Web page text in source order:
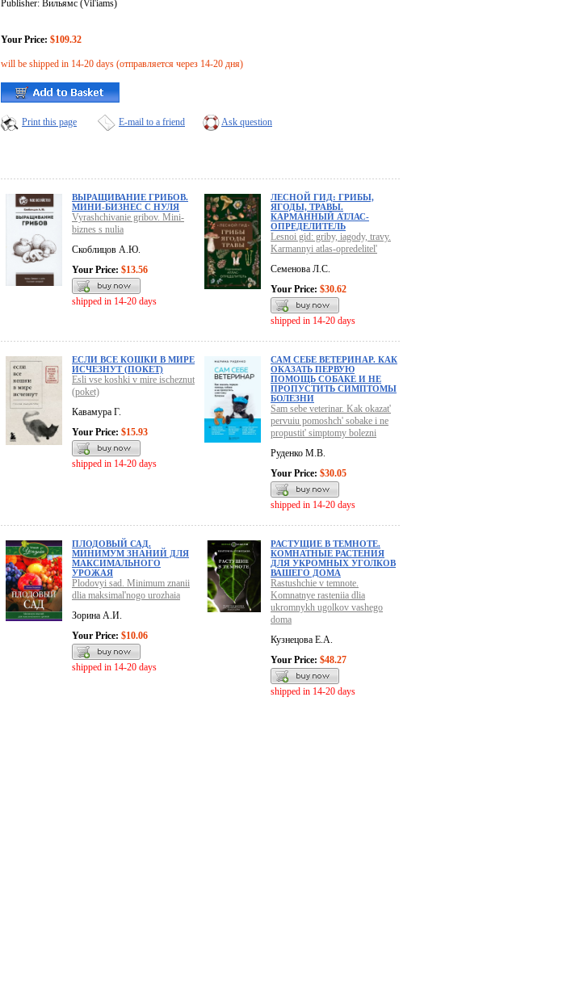
Publisher: Вильямс (Vil'iams)
Your Price: $109.32
will be shipped in 14-20 days (отправляется через 14-20 дня)
Print this page E-mail to a friend Ask question
ВЫРАЩИВАНИЕ ГРИБОВ.
МИНИ-БИЗНЕС С НУЛЯ
Vyrashchivanie gribov. Mini-
biznes s nulia
Скоблицов А.Ю.
Your Price: $13.56
shipped in 14-20 days
ЛЕСНОЙ ГИД: ГРИБЫ,
ЯГОДЫ, ТРАВЫ.
КАРМАННЫЙ АТЛАС-
ОПРЕДЕЛИТЕЛЬ
Lesnoi gid: griby, iagody, travy.
Karmannyi atlas-opredelitel'
Семенова Л.С.
Your Price: $30.62
shipped in 14-20 days
ЕСЛИ ВСЕ КОШКИ В МИРЕ
ИСЧЕЗНУТ (ПОКЕТ)
Esli vse koshki v mire ischeznut
(poket)
Кавамура Г.
Your Price: $15.93
shipped in 14-20 days
САМ СЕБЕ ВЕТЕРИНАР. КАК
ОКАЗАТЬ ПЕРВУЮ
ПОМОЩЬ СОБАКЕ И НЕ
ПРОПУСТИТЬ СИМПТОМЫ
БОЛЕЗНИ
Sam sebe veterinar. Kak okazat'
pervuiu pomoshch' sobake i ne
propustit' simptomy bolezni
Руденко М.В.
Your Price: $30.05
shipped in 14-20 days
ПЛОДОВЫЙ САД.
МИНИМУМ ЗНАНИЙ ДЛЯ
МАКСИМАЛЬНОГО
УРОЖАЯ
Plodovyi sad. Minimum znanii
dlia maksimal'nogo urozhaia
Зорина А.И.
Your Price: $10.06
shipped in 14-20 days
РАСТУЩИЕ В ТЕМНОТЕ.
КОМНАТНЫЕ РАСТЕНИЯ
ДЛЯ УКРОМНЫХ УГОЛКОВ
ВАШЕГО ДОМА
Rastushchie v temnote.
Komnatnye rasteniia dlia
ukromnykh ugolkov vashego
doma
Кузнецова Е.А.
Your Price: $48.27
shipped in 14-20 days